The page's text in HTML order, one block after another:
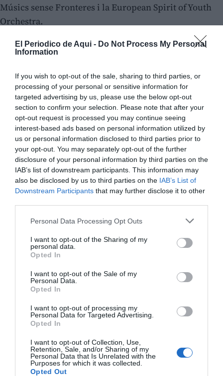
El Periodico de Aqui - Do Not Process My Personal
Information
If you wish to opt-out of the sale, sharing to third parties, or
processing of your personal or sensitive information for
targeted advertising by us, please use the below opt-out
section to confirm your selection. Please note that after your
opt-out request is processed you may continue seeing
interest-based ads based on personal information utilized by
us or personal information disclosed to third parties prior to
your opt-out. You may separately opt-out of the further
disclosure of your personal information by third parties on the
IAB’s list of downstream participants. This information may
also be disclosed by us to third parties on the IAB’s List of
Downstream Participants that may further disclose it to other
Personal Data Processing Opt Outs
I want to opt-out of the Sharing of my
personal data.
Opted In
I want to opt-out of the Sale of my
Personal Data.
Opted In
I want to opt-out of processing my
Personal Data for Targeted Advertising.
Opted In
I want to opt-out of Collection, Use,
Retention, Sale, and/or Sharing of my
Personal Data that Is Unrelated with the
Purposes for which it was collected.
Opted Out
Músics sense Fronteres i la European Spirit of Youth
Orchestra.
Ha tocat sota la direcció de José Eduardo Gomes, Igor
Coretti, Nenad Petkovic,
Enrique Pérez i André Granjo, entre altres.
En 2024, obté plaça de Trombó Titular en la European
Spirit of Youth Orchestra.
ADRIÁN BONET BORI.
Va realitzar els estudis elementals de música a
'escola de la Unió Musical Casinense amb l'especialitat
de bombardí.
part de la banda simfónica de la UMC. Ha participat en
el Concurs de tuba i bombardí de la Vilajoiosa,
obtenint el segon premi l'any 2022i tercer premi en
Actualment es troba cursant el quart curs
d'ensenyaments profesionals al Conservatori Música
de Llíria.
NATXO BENAVENT FERNÁNDEZ.